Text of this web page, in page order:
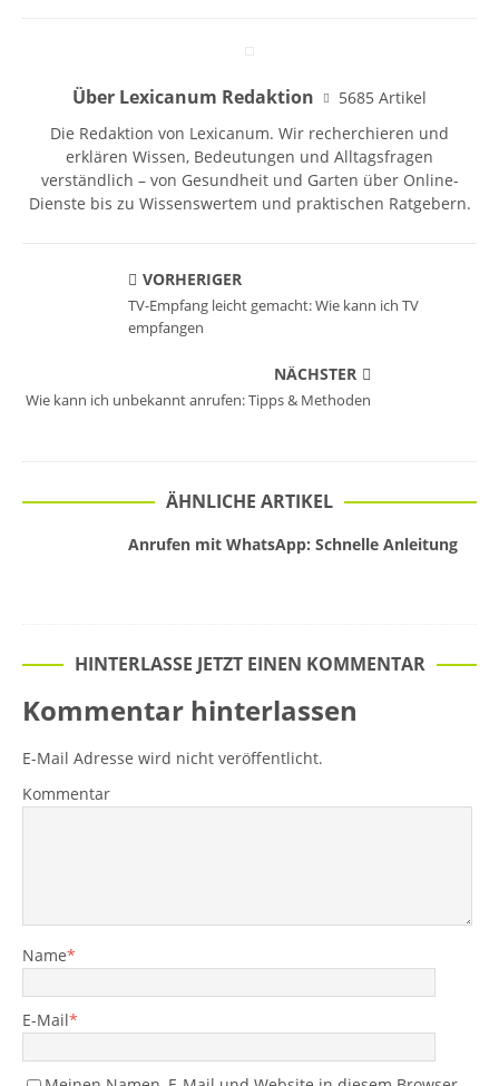
Über Lexicanum Redaktion
5685 Artikel
Die Redaktion von Lexicanum. Wir recherchieren und
erklären Wissen, Bedeutungen und Alltagsfragen
verständlich – von Gesundheit und Garten über Online-
Dienste bis zu Wissenswertem und praktischen Ratgebern.
VORHERIGER
TV-Empfang leicht gemacht: Wie kann ich TV
empfangen
NÄCHSTER
Wie kann ich unbekannt anrufen: Tipps & Methoden
ÄHNLICHE ARTIKEL
Anrufen mit WhatsApp: Schnelle Anleitung
HINTERLASSE JETZT EINEN KOMMENTAR
Kommentar hinterlassen
E-Mail Adresse wird nicht veröffentlicht.
Kommentar
Name*
E-Mail*